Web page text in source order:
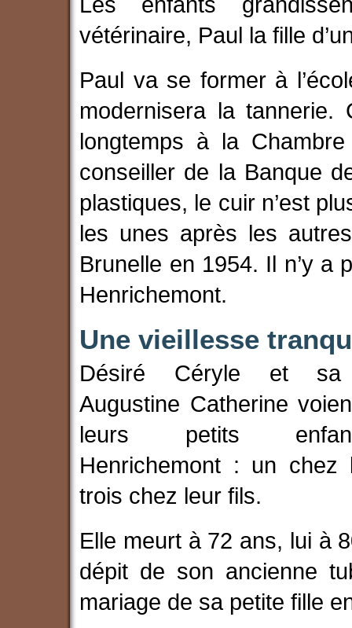
vétérinaire, Paul la fille
Paul va se former à
modernisera la tannerie.
longtemps à la
conseiller de la Banque
plastiques, le cuir n’est
les unes après les
Brunelle en 1954. Il n’y a
Henrichemont.
Une vieillesse
Désiré Céryle et sa
Augustine Catherine
leurs petits
Henrichemont : un chez
trois chez leur fils.
Elle meurt à 72 ans, lui à
dépit de son ancienne
mariage de sa petite fille